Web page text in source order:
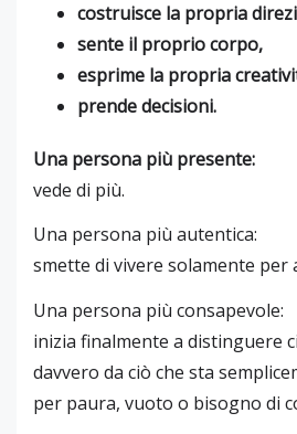
costruisce la propria
sente il proprio corpo,
esprime la propria
prende decisioni.
Una persona più presente:
vede di più.
Una persona più autentica:
smette di vivere solamente per
Una persona più consapevole:
inizia finalmente a distinguere
davvero da ciò che sta
per paura, vuoto o bisogno di